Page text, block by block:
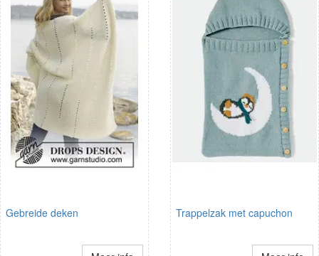
Gebreide deken Trappelzak met capuchon